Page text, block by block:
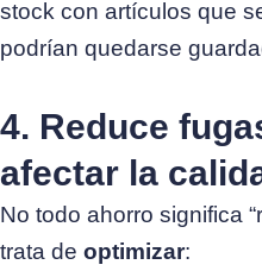
stock con artículos que
podrían quedarse
4. Reduce
afectar la
No todo ahorro significa
trata de optimizar: